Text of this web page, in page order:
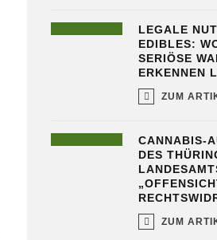
LEGALE
EDIBLES:
SERIÖSE
ERKENNEN
ZUM
CANNABIS-
DES
ZUM